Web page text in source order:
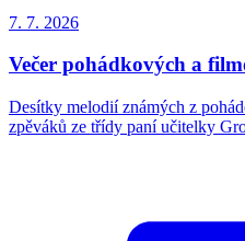
7. 7. 2026
Večer pohádkových a
Desítky melodií známých z
zpěváků ze třídy paní učitelky